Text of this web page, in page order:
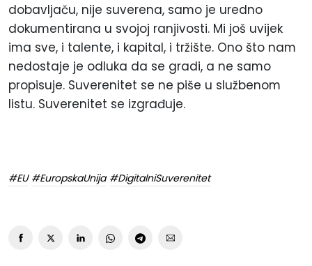
dobavljaču, nije suverena, samo je uredno
dokumentirana u svojoj ranjivosti. Mi još uvijek
ima sve, i talente, i kapital, i tržište. Ono što nam
nedostaje je odluka da se gradi, a ne samo
propisuje. Suverenitet se ne piše u službenom
listu. Suverenitet se izgrađuje.
#EU #EuropskaUnija #DigitalniSuverenitet